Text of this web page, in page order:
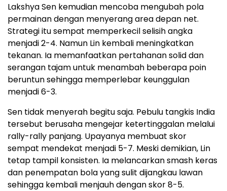
Lakshya Sen kemudian mencoba mengubah pola
permainan dengan menyerang area depan net.
Strategi itu sempat memperkecil selisih angka
menjadi 2-4. Namun Lin kembali meningkatkan
tekanan. Ia memanfaatkan pertahanan solid dan
serangan tajam untuk menambah beberapa poin
beruntun sehingga memperlebar keunggulan
menjadi 6-3.
Sen tidak menyerah begitu saja. Pebulu tangkis India
tersebut berusaha mengejar ketertinggalan melalui
rally-rally panjang. Upayanya membuat skor
sempat mendekat menjadi 5-7. Meski demikian, Lin
tetap tampil konsisten. Ia melancarkan smash keras
dan penempatan bola yang sulit dijangkau lawan
sehingga kembali menjauh dengan skor 8-5.